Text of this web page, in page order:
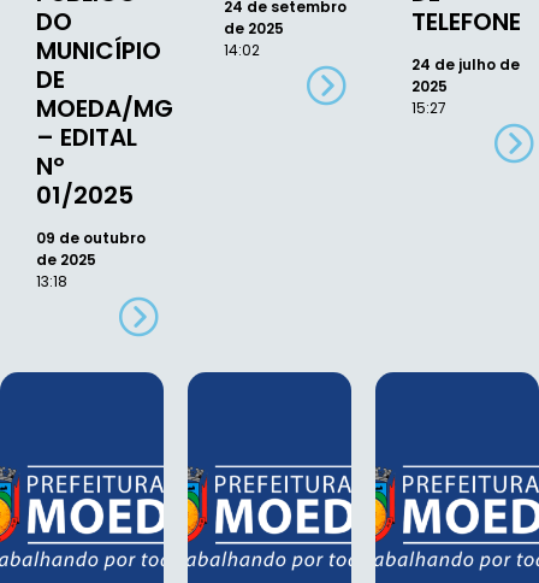
DO
MUNICÍPIO
DE
MOEDA/MG
– EDITAL
Nº
01/2025
09 de outubro
de 2025
13:18
24 de setembro
de 2025
14:02
TELEFONE
24 de julho de
2025
15:27